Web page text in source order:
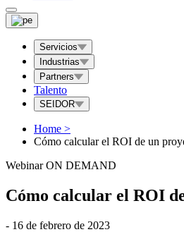
Servicios
Industrias
Partners
Talento
SEIDOR
Home >
Cómo calcular el ROI de un
Webinar ON DEMAND
Cómo calcular el ROI
- 16 de febrero de 2023